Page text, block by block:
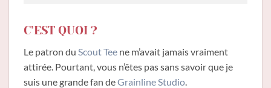
C’EST QUOI ?
Le patron du Scout Tee ne m’avait jamais vraiment
attirée. Pourtant, vous n’êtes pas sans savoir que je
suis une grande fan deGrainline Studio.